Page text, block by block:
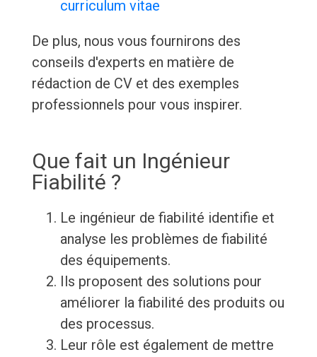
curriculum vitae
De plus, nous vous fournirons des
conseils d'experts en matière de
rédaction de CV et des exemples
professionnels pour vous inspirer.
Que fait un Ingénieur
Fiabilité ?
Le ingénieur de fiabilité identifie et
analyse les problèmes de fiabilité
des équipements.
Ils proposent des solutions pour
améliorer la fiabilité des produits ou
des processus.
Leur rôle est également de mettre